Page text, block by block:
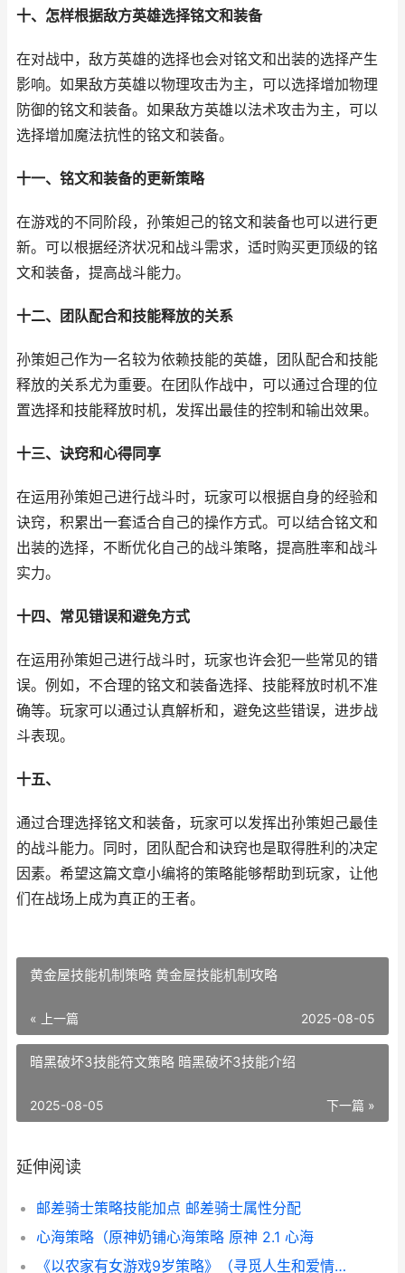
十、怎样根据敌方英雄选择铭文和装备
在对战中，敌方英雄的选择也会对铭文和出装的选择产生
影响。如果敌方英雄以物理攻击为主，可以选择增加物理
防御的铭文和装备。如果敌方英雄以法术攻击为主，可以
选择增加魔法抗性的铭文和装备。
十一、铭文和装备的更新策略
在游戏的不同阶段，孙策妲己的铭文和装备也可以进行更
新。可以根据经济状况和战斗需求，适时购买更顶级的铭
文和装备，提高战斗能力。
十二、团队配合和技能释放的关系
孙策妲己作为一名较为依赖技能的英雄，团队配合和技能
释放的关系尤为重要。在团队作战中，可以通过合理的位
置选择和技能释放时机，发挥出最佳的控制和输出效果。
十三、诀窍和心得同享
在运用孙策妲己进行战斗时，玩家可以根据自身的经验和
诀窍，积累出一套适合自己的操作方式。可以结合铭文和
出装的选择，不断优化自己的战斗策略，提高胜率和战斗
实力。
十四、常见错误和避免方式
在运用孙策妲己进行战斗时，玩家也许会犯一些常见的错
误。例如，不合理的铭文和装备选择、技能释放时机不准
确等。玩家可以通过认真解析和，避免这些错误，进步战
斗表现。
十五、
通过合理选择铭文和装备，玩家可以发挥出孙策妲己最佳
的战斗能力。同时，团队配合和诀窍也是取得胜利的决定
因素。希望这篇文章小编将的策略能够帮助到玩家，让他
们在战场上成为真正的王者。
黄金屋技能机制策略 黄金屋技能机制攻略
« 上一篇 2025-08-05
暗黑破坏3技能符文策略 暗黑破坏3技能介绍
下一篇 »
2025-08-05
延伸阅读
邮差骑士策略技能加点 邮差骑士属性分配
心海策略（原神奶铺心海策略 原神 2.1 心海
《以农家有女游戏9岁策略》（寻觅人生和爱情的奇妙冒险 农家有女来种田